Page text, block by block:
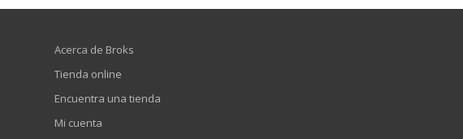
Acerca de Broks
Tienda online
Encuentra una tienda
Mi cuenta